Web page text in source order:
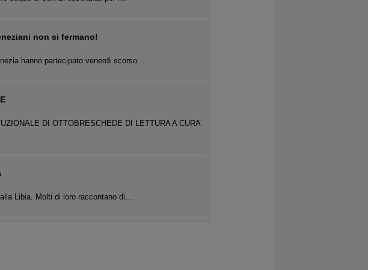
non si fermano!
hanno partecipato venerdì scorso…
DI OTTOBRESCHEDE DI LETTURA A CURA
Libia. Molti di loro raccontano di…